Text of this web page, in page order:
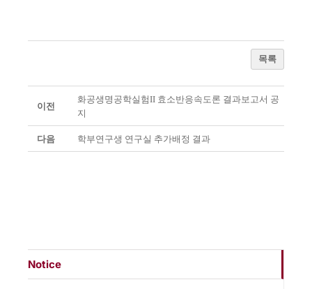
목록
이전
화공생명공학실험II 효소반응속도론 결과보고서 공
지
다음 학부연구생 연구실 추가배정 결과
Notice